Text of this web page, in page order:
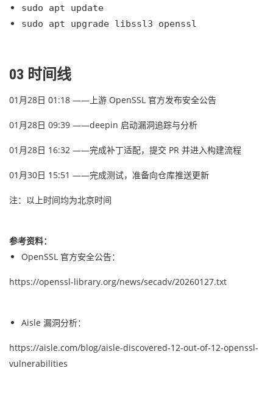
sudo apt update
sudo apt upgrade libssl3 openssl
03 时间线
01月28日 01:18 ——上游 OpenSSL 官方发布安全公告
01月28日 09:39 ——deepin 启动漏洞追踪与分析
01月28日 16:32 ——完成补丁适配，提交 PR 并进入构建流程
01月30日 15:51 ——完成测试，准备向仓库推送更新
注：以上时间均为北京时间
参考资料：
OpenSSL 官方安全公告：
https://openssl-library.org/news/secadv/20260127.txt
Aisle 漏洞分析：
https://aisle.com/blog/aisle-discovered-12-out-of-12-openssl-
vulnerabilities